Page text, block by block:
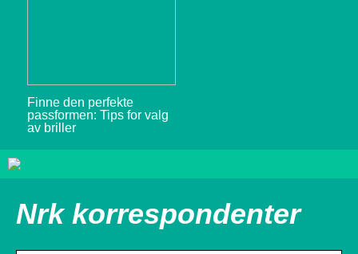
Finne den perfekte
passformen: Tips for valg
av briller
Nrk korrespondenter